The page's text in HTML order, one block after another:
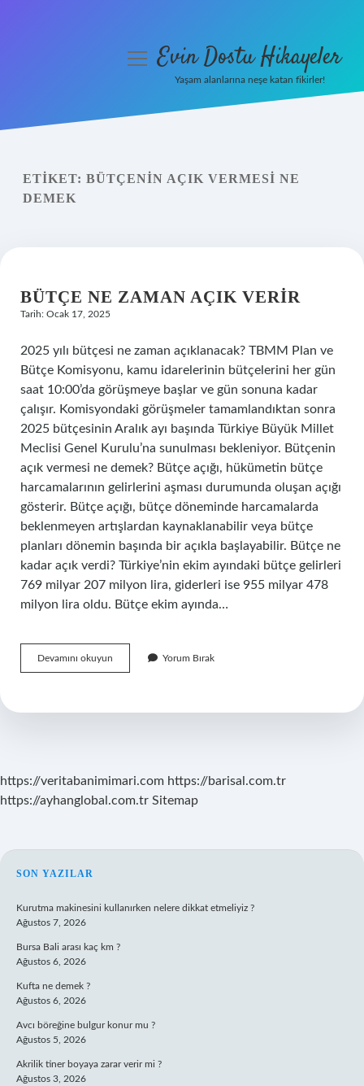
Yasal Uyarı
menüyüEvin Dostu Hikayeler
Yaşam alanlarına neşe katan fikirler!
ETIKET: BÜTÇENIN AÇIK VERMESI NE
DEMEK
BÜTÇE NE ZAMAN AÇIK VERIR
Tarih: Ocak 17, 2025
2025 yılı bütçesi ne zaman açıklanacak? TBMM Plan ve
Bütçe Komisyonu, kamu idarelerinin bütçelerini her gün
saat 10:00’da görüşmeye başlar ve gün sonuna kadar
çalışır. Komisyondaki görüşmeler tamamlandıktan sonra
2025 bütçesinin Aralık ayı başında Türkiye Büyük Millet
Meclisi Genel Kurulu’na sunulması bekleniyor. Bütçenin
açık vermesi ne demek? Bütçe açığı, hükümetin bütçe
harcamalarının gelirlerini aşması durumunda oluşan açığı
gösterir. Bütçe açığı, bütçe döneminde harcamalarda
beklenmeyen artışlardan kaynaklanabilir veya bütçe
planları dönemin başında bir açıkla başlayabilir. Bütçe ne
kadar açık verdi? Türkiye’nin ekim ayındaki bütçe gelirleri
769 milyar 207 milyon lira, giderleri ise 955 milyar 478
milyon lira oldu. Bütçe ekim ayında…
Devamını okuyun
Ne
Verir
Yorum Bırak
https://veritabanimimari.com https://barisal.com.tr
https://ayhanglobal.com.tr Sitemap
SIDEBAR
SON YAZILAR
Kurutma makinesini kullanırken nelere dikkat etmeliyiz ?
Ağustos 7, 2026
Bursa Bali arası kaç km ?
Ağustos 6, 2026
Kufta ne demek ?
Ağustos 6, 2026
Avcı böreğine bulgur konur mu ?
Ağustos 5, 2026
Akrilik tiner boyaya zarar verir mi ?
Ağustos 3, 2026